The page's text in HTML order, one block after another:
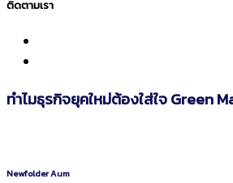
ติดตามเรา
ทำไมธุรกิจยุคใหม่ต้องใส่ใจ Green
Newfolder Aum